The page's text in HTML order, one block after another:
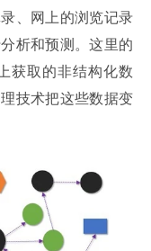
、网上的浏览记录
析和预测。这里的
获取的非结构化数
技术把这些数据变